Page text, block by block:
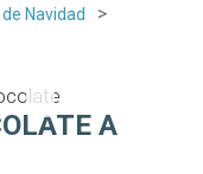
Navidad
A